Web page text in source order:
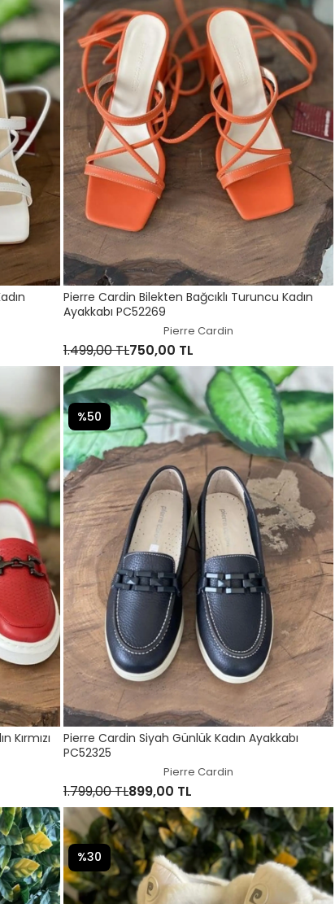
Pierre Cardin Bilekten Bağcıklı Turuncu Kadın
Ayakkabı PC52269
Pierre Cardin
1.499,00 TL750,00 TL
Kırmızı
Pierre Cardin Siyah Günlük Kadın Ayakkabı
PC52325
Pierre Cardin
1.799,00 TL899,00 TL
%50
%30